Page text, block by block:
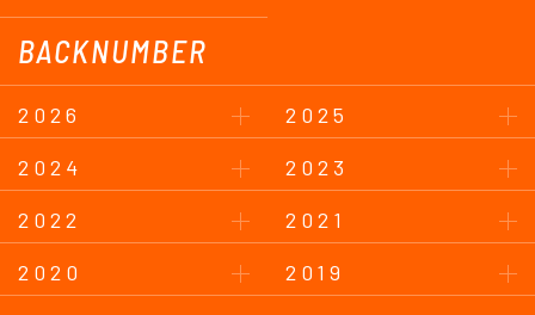
BACKNUMBER
2026
2025
2024
2023
2022
2021
2020
2019